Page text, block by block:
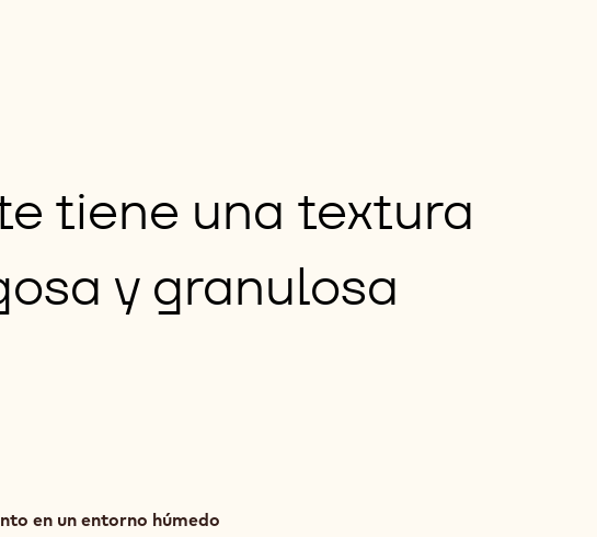
tiene una textura
y granulosa
en un entorno húmedo